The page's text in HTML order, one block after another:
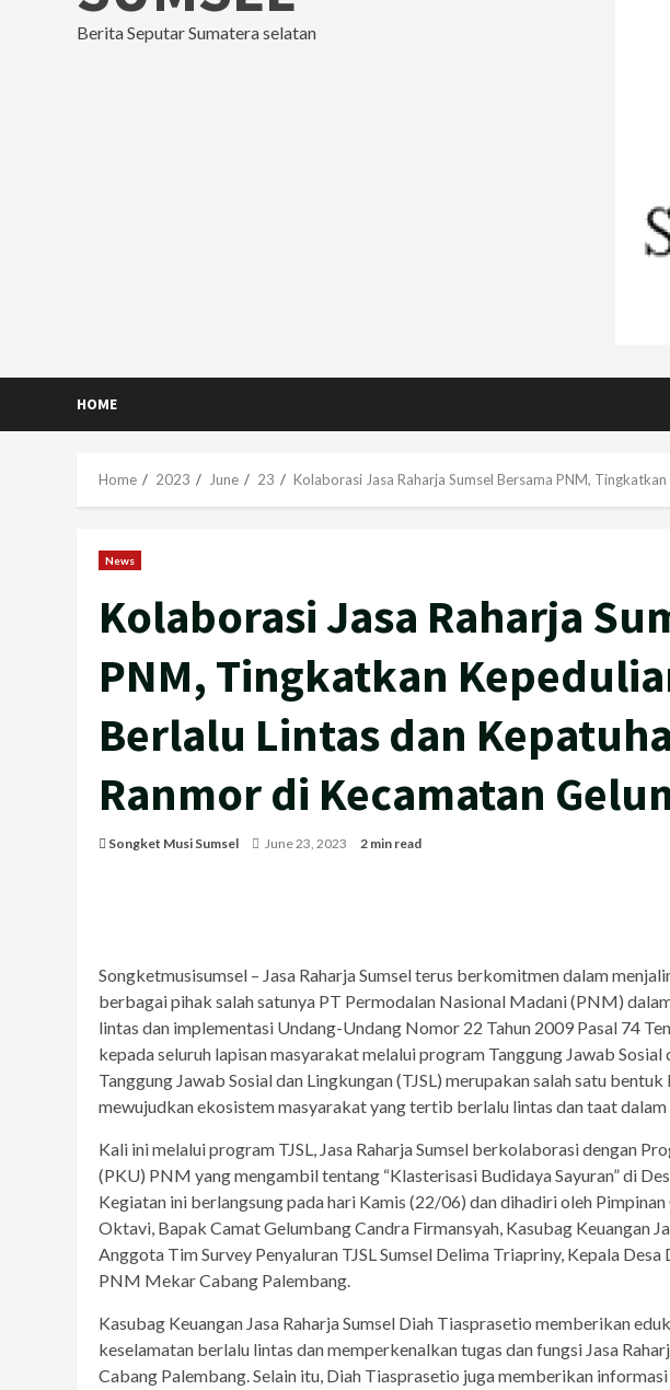
Berita Seputar Sumatera selatan
HOME
Home 2023 June 23 Kolaborasi Jasa Raharja Sumsel Bersama PNM,
News
Kolaborasi Jasa Raharja
PNM, Tingkatkan
Berlalu Lintas dan
Ranmor di Kecamatan
Songket Musi Sumsel June 23, 2023 2 min read
Songketmusisumsel – Jasa Raharja Sumsel terus berkomitmen dalam
berbagai pihak salah satunya PT Permodalan Nasional Madani (PNM)
lintas dan implementasi Undang-Undang Nomor 22 Tahun 2009 Pasal 74
kepada seluruh lapisan masyarakat melalui program Tanggung Jawab Sosial
Tanggung Jawab Sosial dan Lingkungan (TJSL) merupakan salah satu
mewujudkan ekosistem masyarakat yang tertib berlalu lintas dan taat
Kali ini melalui program TJSL, Jasa Raharja Sumsel berkolaborasi dengan
(PKU) PNM yang mengambil tentang “Klasterisasi Budidaya Sayuran” di
Kegiatan ini berlangsung pada hari Kamis (22/06) dan dihadiri oleh
Oktavi, Bapak Camat Gelumbang Candra Firmansyah, Kasubag Keuangan
Anggota Tim Survey Penyaluran TJSL Sumsel Delima Triapriny, Kepala
PNM Mekar Cabang Palembang.
Kasubag Keuangan Jasa Raharja Sumsel Diah Tiasprasetio memberikan
keselamatan berlalu lintas dan memperkenalkan tugas dan fungsi Jasa
Cabang Palembang. Selain itu, Diah Tiasprasetio juga memberikan